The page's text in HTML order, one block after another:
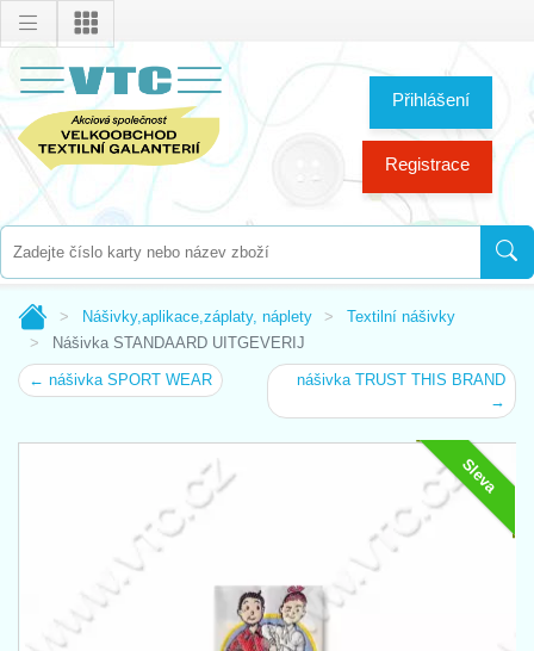
Přihlášení
Registrace
Nášivky,aplikace,záplaty, náplety
Textilní nášivky
Nášivka STANDAARD UITGEVERIJ
← nášivka SPORT WEAR
nášivka TRUST THIS BRAND
→
Sleva